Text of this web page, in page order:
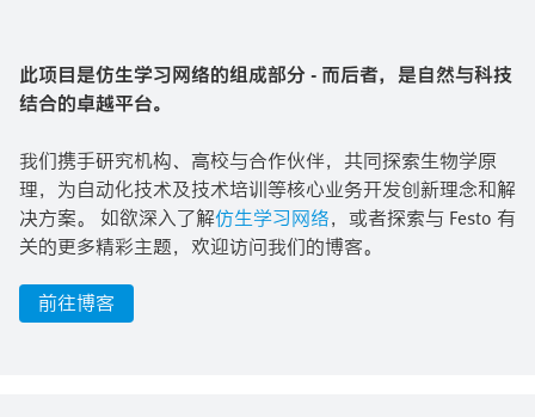
此项目是仿生学习网络的组成部分 - 而后者，是自然与科技
结合的卓越平台。
我们携手研究机构、高校与合作伙伴，共同探索生物学原
理，为自动化技术及技术培训等核心业务开发创新理念和解
决方案。 如欲深入了解仿生学习网络，或者探索与 Festo 有
关的更多精彩主题，欢迎访问我们的博客。
前往博客